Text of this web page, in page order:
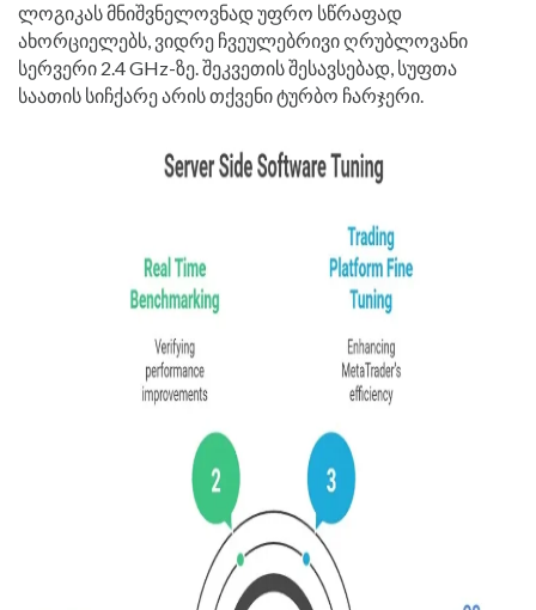
ლოგიკას მნიშვნელოვნად უფრო სწრაფად
ახორციელებს, ვიდრე ჩვეულებრივი ღრუბლოვანი
სერვერი 2.4 GHz-ზე. შეკვეთის შესავსებად, სუფთა
საათის სიჩქარე არის თქვენი ტურბო ჩარჯერი.